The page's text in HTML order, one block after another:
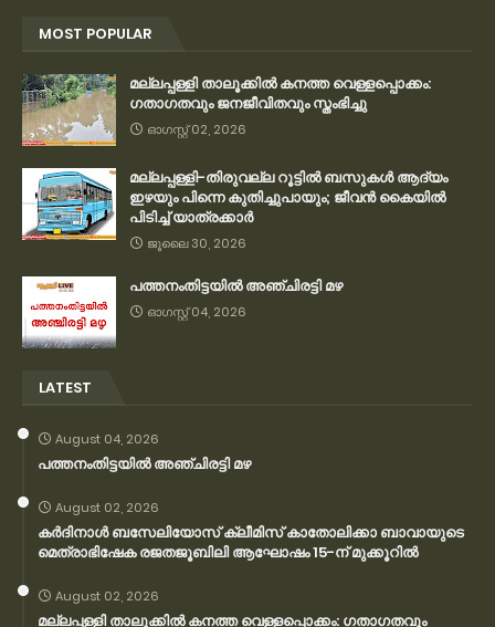
MOST POPULAR
മല്ലപ്പള്ളി താലൂക്കിൽ കനത്ത വെള്ളപ്പൊക്കം:
ഗതാഗതവും ജനജീവിതവും സ്തംഭിച്ചു
ഓഗസ്റ്റ് 02, 2026
മല്ലപ്പള്ളി-തിരുവല്ല റൂട്ടിൽ ബസുകൾ ആദ്യം
ഇഴയും പിന്നെ കുതിച്ചുപായും; ജീവൻ കൈയിൽ
പിടിച്ച് യാത്രക്കാർ
ജൂലൈ 30, 2026
പത്തനംതിട്ടയിൽ അഞ്ചിരട്ടി മഴ
ഓഗസ്റ്റ് 04, 2026
LATEST
August 04, 2026
പത്തനംതിട്ടയിൽ അഞ്ചിരട്ടി മഴ
August 02, 2026
കര്‍ദിനാള്‍ ബസേലിയോസ് ക്ലീമിസ് കാതോലിക്കാ ബാവായുടെ
മെത്രാഭിഷേക രജതജൂബിലി ആഘോഷം 15-ന് മുക്കൂറില്‍
August 02, 2026
മല്ലപ്പള്ളി താലൂക്കിൽ കനത്ത വെള്ളപ്പൊക്കം: ഗതാഗതവും